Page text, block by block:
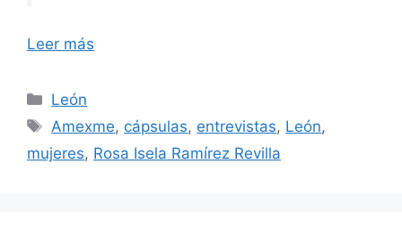
Leer más
Categorías
León
Etiquetas
Amexme, cápsulas, entrevistas, León,
mujeres, Rosa Isela Ramírez Revilla